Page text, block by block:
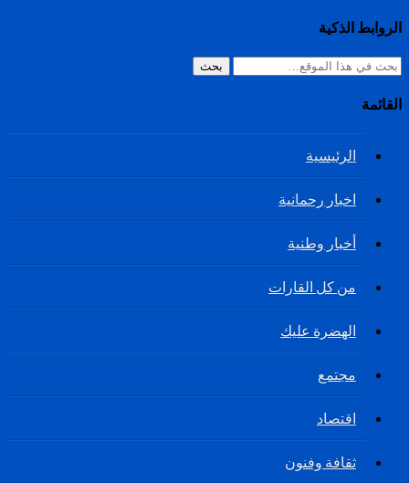
الروابط الذكية
بحث
القائمة
الرئيسية
اخبار رحمانية
أخبار وطنية
من كل القارات
الهضرة عليك
مجتمع
اقتصاد
ثقافة وفنون